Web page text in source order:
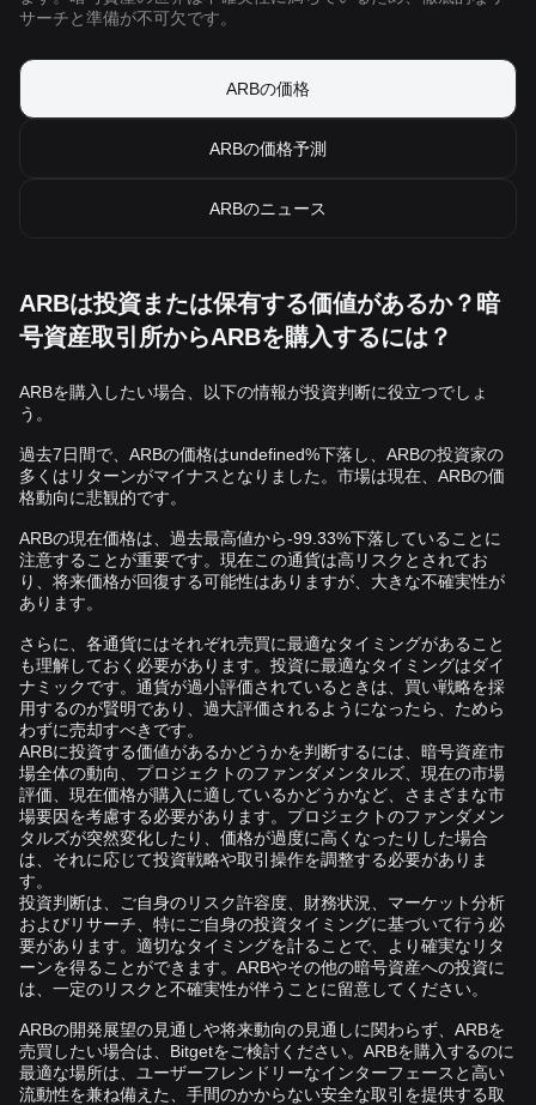
サーチと準備が不可欠です。
ARBの‌価格
ARBの価格予測
ARBのニュース
ARBは投資または保有する価値があるか？暗
号資産取引所からARBを購入するには？
ARBを‌購入したい場合、以下の情報が投資判断に役立つでしょ
う。
過去7日間で、ARBの価格はundefined%下落し、ARBの投資家の
多くはリターンがマイナスとなりました。市場は現在、ARBの価
格動向に悲観的です。
ARBの現在価格は、過去最高値から-99.33%下落していることに
注意することが重要です。現在この通貨は高リスクとされてお
り、将来価格が回復する可能性はありますが、大きな不確実性が
あります。
さらに、各通貨にはそれぞれ売買に最適なタイミングがあること
も理解しておく必要があります。投資に最適なタイミングはダイ
ナミックです。通貨が過小評価されているときは、買い戦略を採
用するのが賢明であり、過大評価されるようになったら、ためら
わずに売却すべきです。
ARBに投資する価値があるかどうかを判断するには、暗号資産市
場全体の動向、プロジェクトのファンダメンタルズ、現在の市場
評価、現在価格が購入に適しているかどうかなど、さまざまな市
場要因を考慮する必要があります。プロジェクトのファンダメン
タルズが突然変化したり、価格が過度に高くなったりした場合
は、それに応じて投資戦略や取引操作を調整する必要がありま
す。
投資判断は、ご自身のリスク許容度、財務状況、マーケット分析
およびリサーチ、特にご自身の投資タイミングに基づいて行う必
要があります。適切なタイミングを計ることで、より確実なリタ
ーンを得ることができます。ARBやその他の暗号資産への投資に
は、一定のリスクと不確実性が伴うことに留意してください。
ARBの開発展望の見通しや将来動向の見通しに関わらず、ARBを
売買したい場合は、Bitgetをご検討ください。ARBを購入するのに
最適な場所は、ユーザーフレンドリーなインターフェースと高い
流動性を兼ね備えた、手間のかからない安全な取引を提供する取